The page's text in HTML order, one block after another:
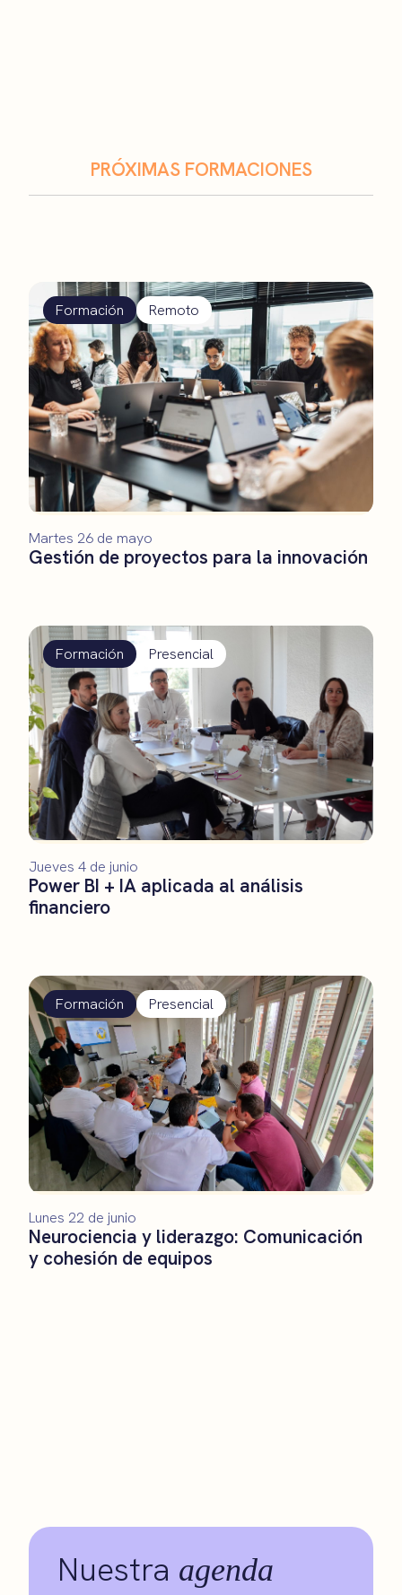
PRÓXIMAS FORMACIONES
Formación Remoto
Gestión de proyectos para la innovación
Martes 26 de mayo
Formación Presencial
Power BI + IA aplicada al análisis
financiero
Jueves 4 de junio
Formación Presencial
Neurociencia y liderazgo: Comunicación
y cohesión de equipos
Lunes 22 de junio
Nuestra agenda